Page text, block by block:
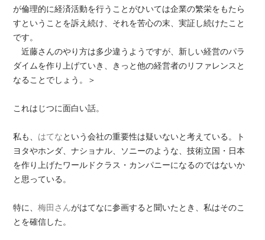
が倫理的に経済活動を行うことがひいては企業の繁栄をもたら
すということを訴え続け、それを苦心の末、実証し続けたこと
です。
近藤さんのやり方は多少違うようですが、新しい経営のパラ
ダイムを作り上げていき、きっと他の経営者のリファレンスと
なることでしょう。＞
これはじつに面白い話。
私も、 はてなという会社の重要性は疑いないと考えている。ト
ヨタやホンダ、ナショナル、ソニーのような、技術立国・日本
を作り上げたワールドクラス・カンパニーになるのではないか
と思っている。
特に、梅田さんがはてなに参画すると聞いたとき、私はそのこ
とを確信した。